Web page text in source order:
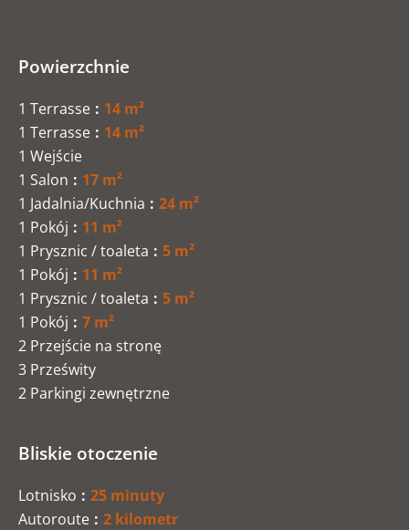
Powierzchnie
1 Terrasse
14 m²
1 Terrasse
14 m²
1 Wejście
1 Salon
17 m²
1 Jadalnia/Kuchnia
24 m²
1 Pokój
11 m²
1 Prysznic / toaleta
5 m²
1 Pokój
11 m²
1 Prysznic / toaleta
5 m²
1 Pokój
7 m²
2 Przejście na stronę
3 Prześwity
2 Parkingi zewnętrzne
Bliskie otoczenie
Lotnisko
25 minuty
Autoroute
2 kilometr